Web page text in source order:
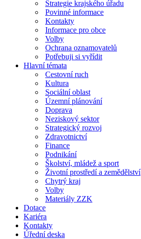
Strategie krajského úřadu
Povinné informace
Kontakty
Informace pro obce
Volby
Ochrana oznamovatelů
Potřebuji si vyřídit
Hlavní témata
Cestovní ruch
Kultura
Sociální oblast
Územní plánování
Doprava
Neziskový sektor
Strategický rozvoj
Zdravotnictví
Finance
Podnikání
Školství, mládež a sport
Životní prostředí a zemědělství
Chytrý kraj
Volby
Materiály ZZK
Dotace
Kariéra
Kontakty
Úřední deska